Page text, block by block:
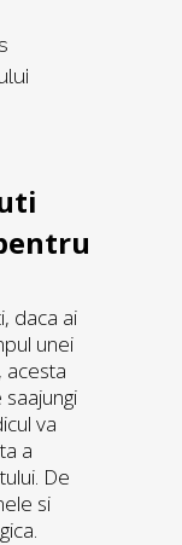
daca ai
unei
acesta
va
a
De
si